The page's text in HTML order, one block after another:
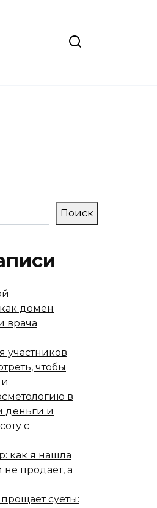
Поиск
домен
врача
участников
чтобы
в
деньги и
с
как я нашла
не продаёт, а
суеты: